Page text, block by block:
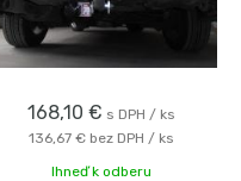
168,10 € s DPH / ks
136,67 € bez DPH / ks
Ihneď k odberu